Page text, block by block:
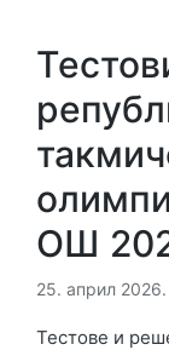
ОШ
25. април 2026.
Тестове и